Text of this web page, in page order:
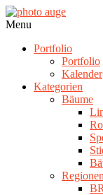
Skip
to
photo
Navigation
Menu
Portfolio
Portfolio
Kalender
Kategorien
Bäume
Regionen